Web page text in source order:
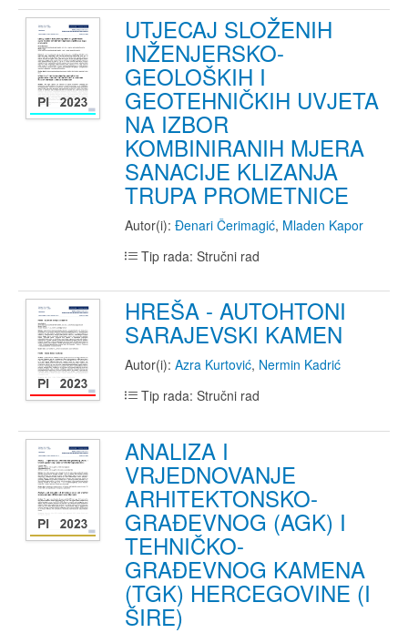
UTJECAJ SLOŽENIH
INŽENJERSKO-
GEOLOŠKIH I
GEOTEHNIČKIH UVJETA
NA IZBOR
KOMBINIRANIH MJERA
SANACIJE KLIZANJA
TRUPA PROMETNICE
Autor(i): Đenari Čerimagić, Mladen Kapor
Tip rada: Stručni rad
HREŠA - AUTOHTONI
SARAJEVSKI KAMEN
Autor(i): Azra Kurtović, Nermin Kadrić
Tip rada: Stručni rad
ANALIZA I
VRJEDNOVANJE
ARHITEKTONSKO-
GRAĐEVNOG (AGK) I
TEHNIČKO-
GRAĐEVNOG KAMENA
(TGK) HERCEGOVINE (I
ŠIRE)